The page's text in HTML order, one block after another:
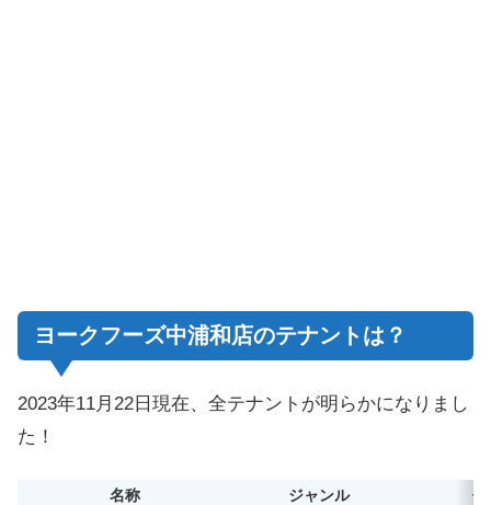
ヨークフーズ中浦和店のテナントは？
2023年11月22日現在、全テナントが明らかになりまし
た！
名称 ジャンル
備